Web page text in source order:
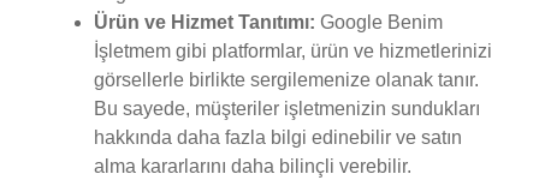
Ürün ve Hizmet Tanıtımı: Google Benim
İşletmem gibi platformlar, ürün ve hizmetlerinizi
görsellerle birlikte sergilemenize olanak tanır.
Bu sayede, müşteriler işletmenizin sundukları
hakkında daha fazla bilgi edinebilir ve satın
alma kararlarını daha bilinçli verebilir.